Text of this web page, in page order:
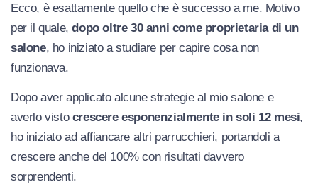
Ecco, è esattamente quello che è successo a me. Motivo
per il quale,dopo oltre 30 anni come proprietaria di un
salone, ho iniziato a studiare per capire cosa non
funzionava.
Dopo aver applicato alcune strategie al mio salone e
averlo visto crescere esponenzialmente in soli 12 mesi,
ho iniziato ad affiancare altri parrucchieri, portandoli a
crescere anche del 100% con risultati davvero
sorprendenti.